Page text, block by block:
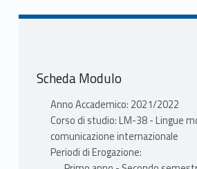
nazionali, locali e meticce,
letterarie. Il modulo esplora
tematiche attraverso testi che
appartengono ormai alla
ispanoamericana e che
Scheda Modulo
Anno Accademico: 2021/2022
Corso di studio: LM-38 - Lingue
comunicazione internazionale
Periodi di Erogazione: